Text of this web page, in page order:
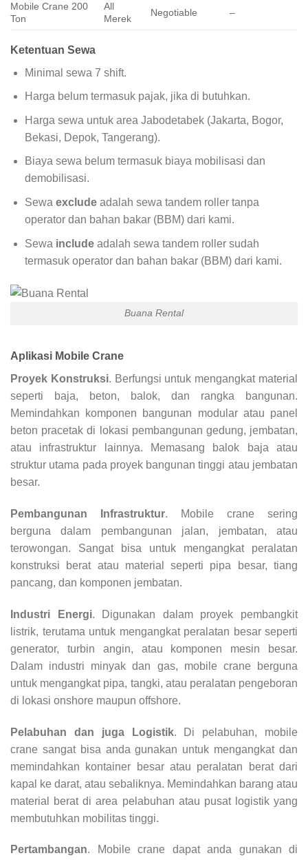
Mobile Crane 200
Ton
All
Merek
Negotiable –
Ketentuan Sewa
Minimal sewa 7 shift.
Harga belum termasuk pajak, jika di butuhkan.
Harga sewa untuk area Jabodetabek (Jakarta, Bogor,
Bekasi, Depok, Tangerang).
Biaya sewa belum termasuk biaya mobilisasi dan
demobilisasi.
Sewa excludeadalah sewa tandem roller tanpa
operator dan bahan bakar (BBM) dari kami.
Sewa includeadalah sewa tandem roller sudah
termasuk operator dan bahan bakar (BBM) dari kami.
Buana Rental
Aplikasi Mobile Crane
Proyek Konstruksi. Berfungsi untuk mengangkat material
seperti baja, beton, balok, dan rangka bangunan.
Memindahkan komponen bangunan modular atau panel
beton pracetak di lokasi pembangunan gedung, jembatan,
atau infrastruktur lainnya. Memasang balok baja atau
struktur utama pada proyek bangunan tinggi atau jembatan
besar.
Pembangunan Infrastruktur. Mobile crane sering
berguna dalam pembangunan jalan, jembatan, atau
terowongan. Sangat bisa untuk mengangkat peralatan
konstruksi berat atau material seperti pipa besar, tiang
pancang, dan komponen jembatan.
Industri Energi. Digunakan dalam proyek pembangkit
listrik, terutama untuk mengangkat peralatan besar seperti
generator, turbin angin, atau komponen mesin besar.
Dalam industri minyak dan gas, mobile crane berguna
untuk mengangkat pipa, tangki, atau peralatan pengeboran
di lokasi onshore maupun offshore.
Pelabuhan dan juga Logistik. Di pelabuhan, mobile
crane sangat bisa anda gunakan untuk mengangkat dan
memindahkan kontainer besar atau peralatan berat dari
kapal ke darat, atau sebaliknya. Memindahkan barang atau
material berat di area pelabuhan atau pusat logistik yang
membutuhkan mobilitas tinggi.
Pertambangan. Mobile crane dapat anda gunakan di